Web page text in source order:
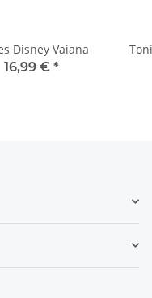
Disney Vaiana
16,99 € *